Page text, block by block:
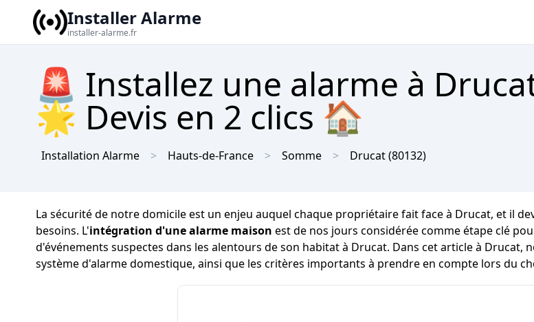
Installer Alarme
installer-alarme.fr
🚨 Installez une alarme à
🌟 Devis en 2 clics 🏠
Installation Alarme Hauts-de-France Somme Drucat(80132)
La sécurité de notre domicile est un enjeu auquel chaque propriétaire fait face à Drucat, et il
besoins. L'intégration d'une alarme maison est de nos jours considérée comme étape clé
d'événements suspectes dans les alentours de son habitat à Drucat. Dans cet article à
système d'alarme domestique, ainsi que les critères importants à prendre en compte lors du